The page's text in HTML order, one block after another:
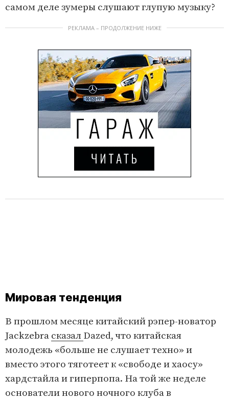
самом деле зумеры слушают глупую музыку?
РЕКЛАМА – ПРОДОЛЖЕНИЕ НИЖЕ
Мировая тенденция
В прошлом месяце китайский рэпер-новатор
Jackzebra сказал Dazed, что китайская
молодежь «больше не слушает техно» и
вместо этого тяготеет к «свободе и хаосу»
хардстайла и гиперпопа. На той же неделе
основатели нового ночного клуба в